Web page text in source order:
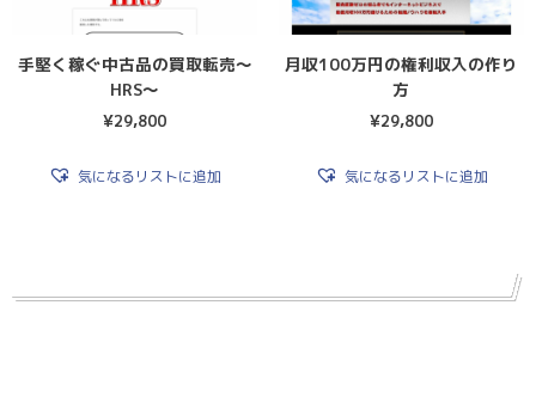
手堅く稼ぐ中古品の買取転売〜
HRS〜
¥29,800
気になるリストに追加
月収100万円の権利収入の作り
方
¥29,800
気になるリストに追加